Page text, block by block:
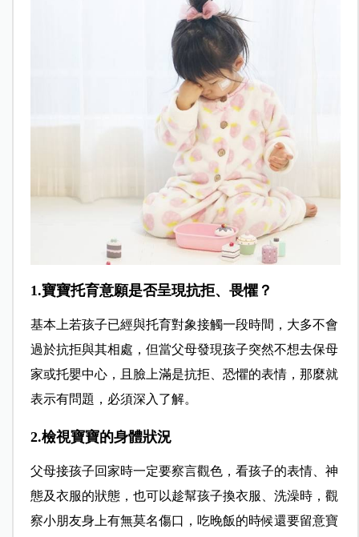
1.寶寶托育意願是否呈現抗拒、畏懼？
基本上若孩子已經與托育對象接觸一段時間，大多不會
過於抗拒與其相處，但當父母發現孩子突然不想去保母
家或托嬰中心，且臉上滿是抗拒、恐懼的表情，那麼就
表示有問題，必須深入了解。
2.檢視寶寶的身體狀況
父母接孩子回家時一定要察言觀色，看孩子的表情、神
態及衣服的狀態，也可以趁幫孩子換衣服、洗澡時，觀
察小朋友身上有無莫名傷口，吃晚飯的時候還要留意寶